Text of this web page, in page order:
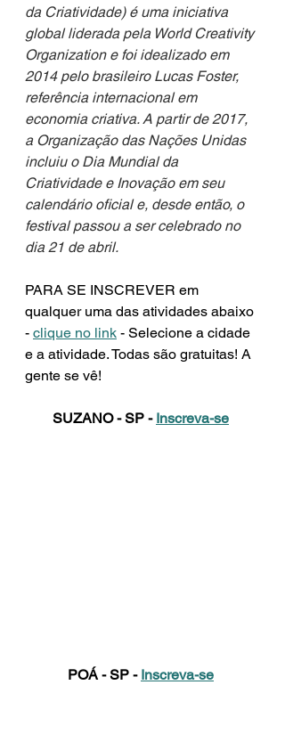
da Criatividade) é uma iniciativa
global liderada pela World Creativity
Organization e foi idealizado em
2014 pelo brasileiro Lucas Foster,
referência internacional em
economia criativa. A partir de 2017,
a Organização das Nações Unidas
incluiu o Dia Mundial da
Criatividade e Inovação em seu
calendário oficial e, desde então, o
festival passou a ser celebrado no
dia 21 de abril.
PARA SE INSCREVER em
qualquer uma das atividades abaixo
- clique no link - Selecione a cidade
e a atividade. Todas são gratuitas! A
gente se vê!
SUZANO - SP - Inscreva-se
POÁ - SP - Inscreva-se